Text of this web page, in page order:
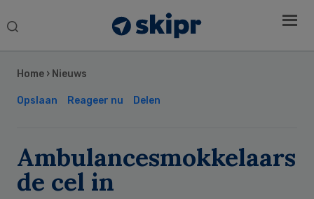
Search
Home › Nieuws
Opslaan Reageer nu Delen
Ambulancesmokkelaars
de cel in
Sidebar